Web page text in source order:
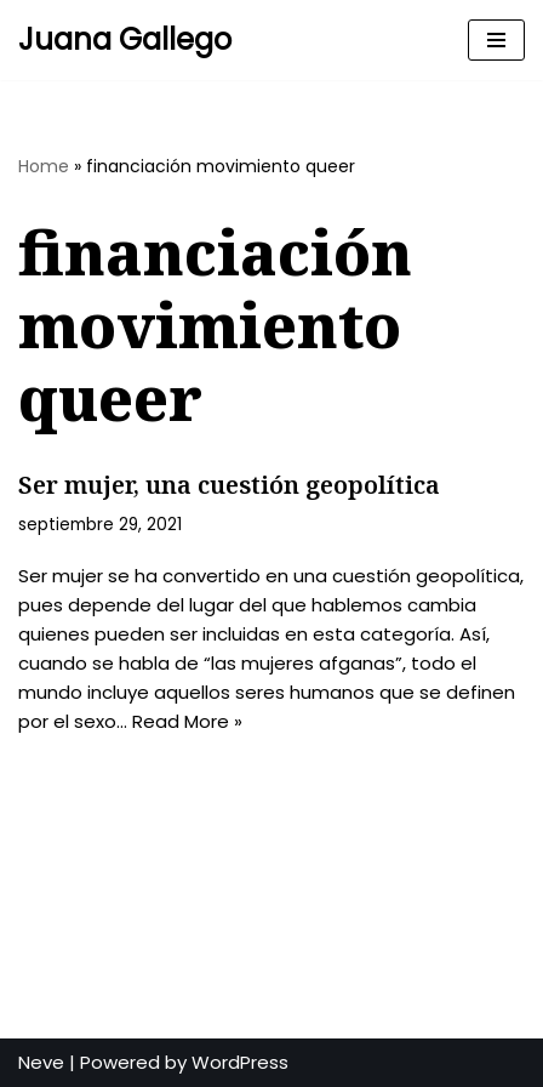
Juana Gallego
Home » financiación movimiento queer
financiación
movimiento
queer
Ser mujer, una cuestión geopolítica
septiembre 29, 2021
Ser mujer se ha convertido en una cuestión geopolítica,
pues depende del lugar del que hablemos cambia
quienes pueden ser incluidas en esta categoría. Así,
cuando se habla de “las mujeres afganas”, todo el
mundo incluye aquellos seres humanos que se definen
por el sexo… Read More »
Neve | Powered byWordPress